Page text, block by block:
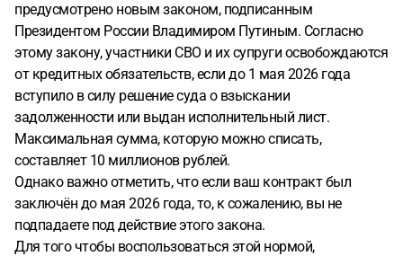
предусмотрено новым законом, подписанным
Президентом России Владимиром Путиным. Согласно
этому закону, участники СВО и их супруги освобождаются
от кредитных обязательств, если до 1 мая 2026 года
вступило в силу решение суда о взыскании
задолженности или выдан исполнительный лист.
Максимальная сумма, которую можно списать,
составляет 10 миллионов рублей.
Однако важно отметить, что если ваш контракт был
заключён до мая 2026 года, то, к сожалению, вы не
подпадаете под действие этого закона.
Для того чтобы воспользоваться этой нормой,